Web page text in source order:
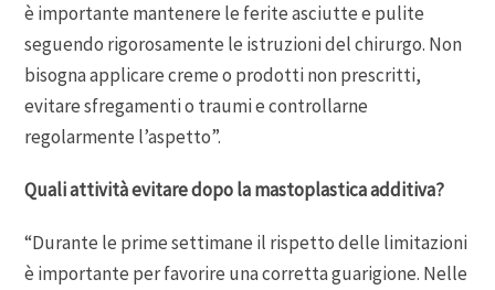
è importante mantenere le ferite asciutte e pulite
seguendo rigorosamente le istruzioni del chirurgo. Non
bisogna applicare creme o prodotti non prescritti,
evitare sfregamenti o traumi e controllarne
regolarmente l’aspetto”.
Quali attività evitare dopo la mastoplastica additiva?
“Durante le prime settimane il rispetto delle limitazioni
è importante per favorire una corretta guarigione. Nelle